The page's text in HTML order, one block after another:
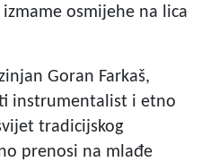
osmijehe na lica
Goran Farkaš,
instrumentalist i etno
tradicijskog
prenosi na mlađe